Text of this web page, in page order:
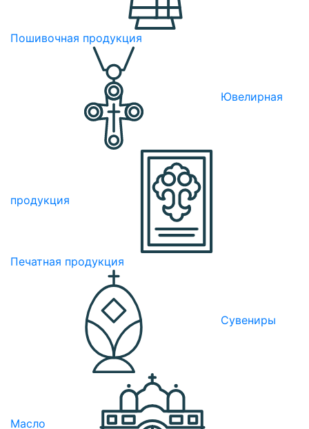
Пошивочная продукция
Ювелирная
продукция
Печатная продукция
Сувениры
Масло